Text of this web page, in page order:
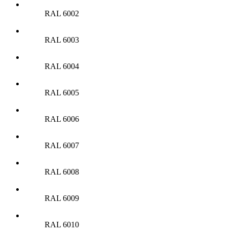
RAL 6002
RAL 6003
RAL 6004
RAL 6005
RAL 6006
RAL 6007
RAL 6008
RAL 6009
RAL 6010